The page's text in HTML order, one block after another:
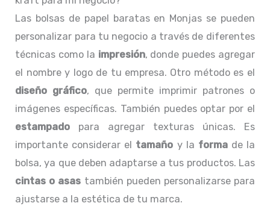
Las bolsas de papel baratas en Monjas se pueden
personalizar para tu negocio a través de diferentes
técnicas como la impresión, donde puedes agregar
el nombre y logo de tu empresa. Otro método es el
diseño gráfico, que permite imprimir patrones o
imágenes específicas. También puedes optar por el
estampado para agregar texturas únicas. Es
importante considerar el tamaño y la formade la
bolsa, ya que deben adaptarse a tus productos. Las
cintas o asas también pueden personalizarse para
ajustarse a la estética de tu marca.